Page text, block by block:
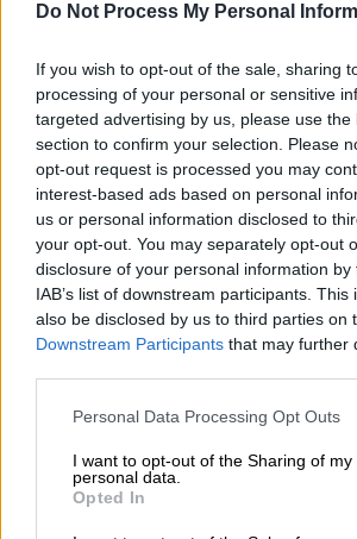
Do Not Process My Personal
If you wish to opt-out of the sale, sharing
processing of your personal or sensitive
targeted advertising by us, please use the
section to confirm your selection. Please
opt-out request is processed you may
interest-based ads based on personal
us or personal information disclosed to
your opt-out. You may separately opt-out
disclosure of your personal information
IAB’s list of downstream participants.
also be disclosed by us to third parties on
Downstream Participants that may further
Please note that this website/app uses
not limited to your visit or usage
grant or deny consent to Google and its
use your data for below specified
Personal Data Processing Opt Outs
I want to opt-out of the Sharing of my
personal data.
Opted In
διακομίστηκε στο Κέντρο
Εκεί ο με τη βοήθεια του
Μοναστηριώτη και του
προσωπικού του
βοήθειες και οξυγόνο.
είναι εκτός κινδύνου ωστόσο
απαραίτητη η διακομιδή του
με το ασθενοφόρο του Δήμου
υποβληθεί σε πλήρεις
Στο Κέντρο Υγείας Ωρωπού
Δήμαρχος Ωρωπού Γιώργος
Για την πυρκαγιά
⚠️ Ενεργοποίηση 1️⃣1️⃣2️⃣